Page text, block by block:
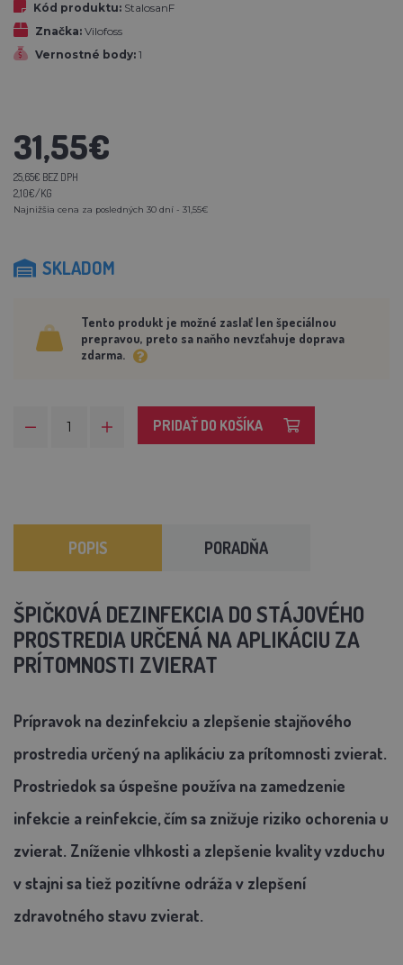
Kód produktu: StalosanF
Značka: Vilofoss
Vernostné body: 1
31,55€
25,65€ BEZ DPH
2,10€/KG
Najnižšia cena za posledných 30 dní - 31,55€
SKLADOM
Tento produkt je možné zaslať len špeciálnou
prepravou, preto sa naňho nevzťahuje doprava
zdarma.
PRIDAŤ DO KOŠÍKA
POPIS PORADŇA
ŠPIČKOVÁ DEZINFEKCIA DO STÁJOVÉHO
PROSTREDIA URČENÁ NA APLIKÁCIU ZA
PRÍTOMNOSTI ZVIERAT
Prípravok na dezinfekciu a zlepšenie stajňového
prostredia určený na aplikáciu za prítomnosti zvierat.
Prostriedok sa úspešne používa na zamedzenie
infekcie a reinfekcie, čím sa znižuje riziko ochorenia u
zvierat. Zníženie vlhkosti a zlepšenie kvality vzduchu
v stajni sa tiež pozitívne odráža v zlepšení
zdravotného stavu zvierat.